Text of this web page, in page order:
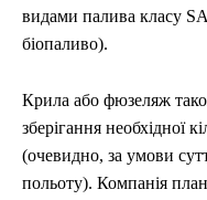
видами палива класу
біопаливо).
Крила або фюзеляж
зберігання необхідної
(очевидно, за умови
польоту). Компанія